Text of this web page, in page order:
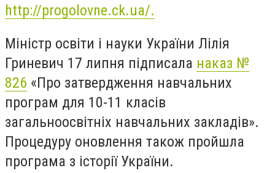
http://progolovne.ck.ua/.
Міністр освіти і науки України Лілія
Гриневич 17 липня підписала наказ №
826 «Про затвердження навчальних
програм для 10-11 класів
загальноосвітніх навчальних закладів».
Процедуру оновлення також пройшла
програма з історії України.